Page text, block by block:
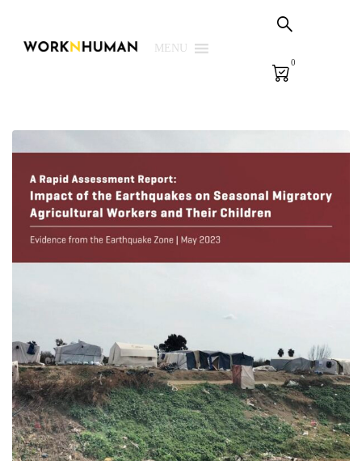
PSG Çözümleri
Giriş Yap | Kaydol
MENU
0